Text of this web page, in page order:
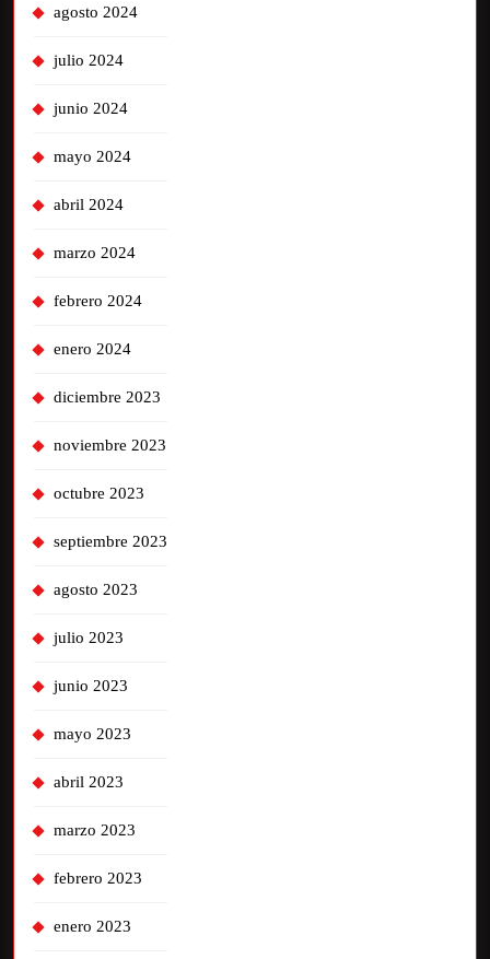
agosto 2024
julio 2024
junio 2024
mayo 2024
abril 2024
marzo 2024
febrero 2024
enero 2024
diciembre 2023
noviembre 2023
octubre 2023
septiembre 2023
agosto 2023
julio 2023
junio 2023
mayo 2023
abril 2023
marzo 2023
febrero 2023
enero 2023